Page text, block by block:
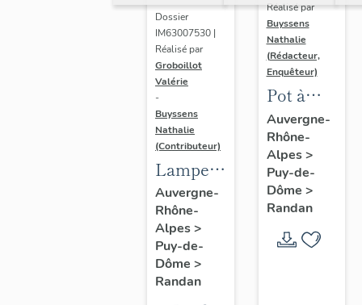
Dossier
IM63007530 |
Réalisé par
Groboillot
Valérie
-
Buyssens
Nathalie
(Contributeur)
Lampe à
pétrole
n° 1
Auvergne-
Rhône-
Alpes>
Puy-de-
Dôme >
Randan
Réalisé par
Buyssens
Nathalie
(Rédacteur,
Enquêteur)
Pot à
crème n°
3
Auvergne-
Rhône-
Alpes>
Puy-de-
Dôme >
Randan